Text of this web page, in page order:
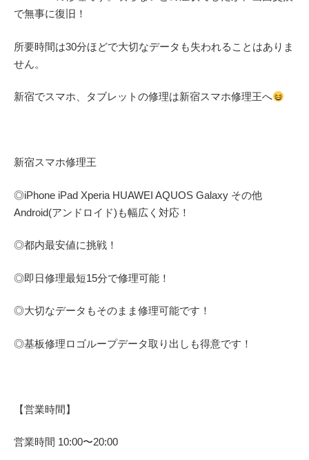
で無事に復旧！
所要時間は30分ほどで大切なデータも失われることはありま
せん。
新宿でスマホ、タブレットの修理は新宿スマホ修理王へ
新宿スマホ修理王
◎iPhone iPad Xperia HUAWEI AQUOS Galaxy その他
Android(アンドロイド) も幅広く対応！
◎都内最安値に挑戦！
◎即日修理最短15分で修理可能！
◎大切なデータもそのまま修理可能です！
◎基板修理ロゴループデータ取り出しも得意です！
【営業時間】
営業時間 10:00〜20:00